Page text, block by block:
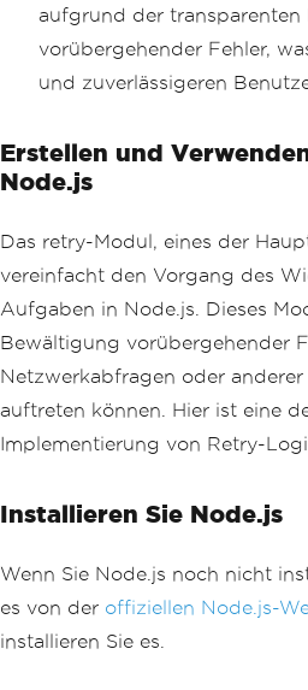
aufgrund der transparenten
vorübergehender Fehler,
und zuverlässigeren
Erstellen und
Node.js
Das retry-Modul, eines der
vereinfacht den Vorgang des
Aufgaben in Node.js. Dieses
Bewältigung vorübergehender
Netzwerkabfragen oder anderer
auftreten können. Hier ist eine
Implementierung von Retry-
Installieren Sie Node.js
Wenn Sie Node.js noch nicht
es von der offiziellen Node.js-
installieren Sie es.